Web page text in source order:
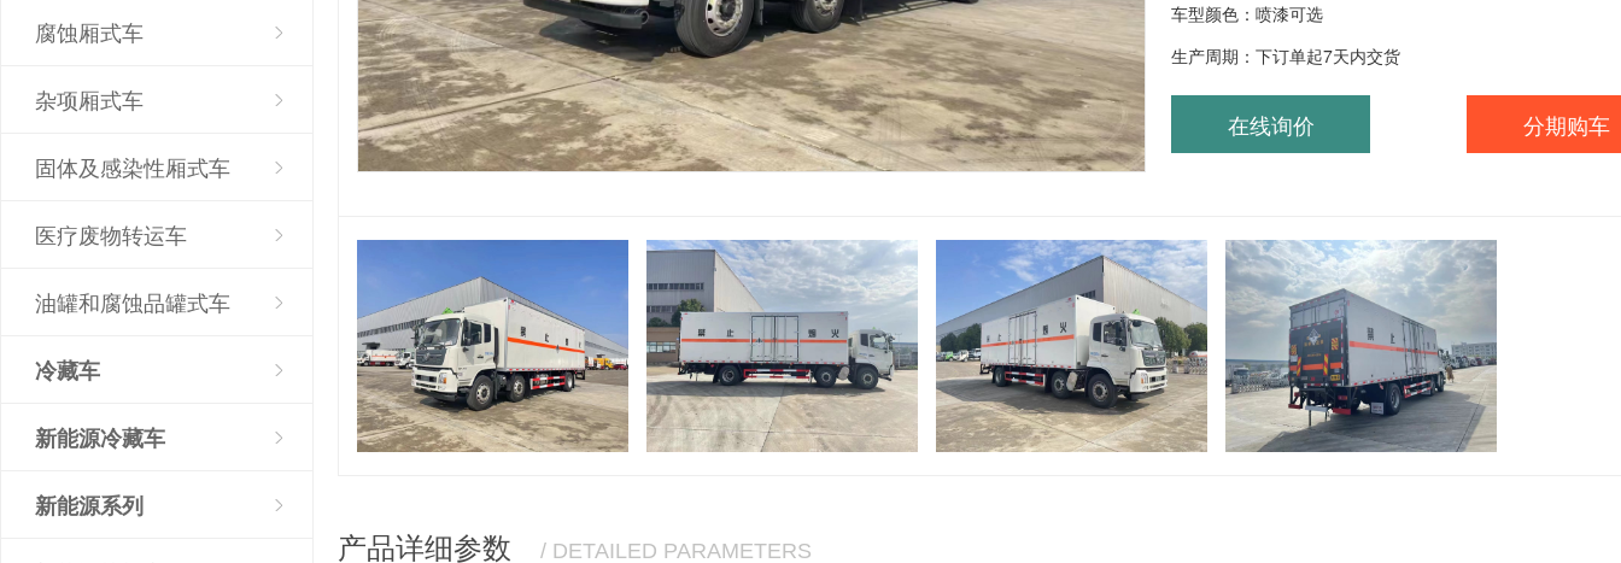
腐蚀厢式车
杂项厢式车
固体及感染性厢式车
医疗废物转运车
油罐和腐蚀品罐式车
冷藏车
新能源冷藏车
新能源系列
车型颜色：喷漆可选
生产周期：下订单起7天内交货
在线询价 分期购车
产品详细参数 / DETAILED PARAMETERS